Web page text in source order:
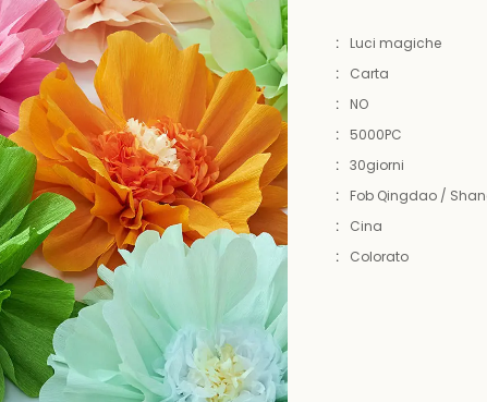
:
Luci magiche
:
Carta
:
NO
:
5000PC
: 30giorni
:
Fob Qingdao /
:
Cina
:
Colorato